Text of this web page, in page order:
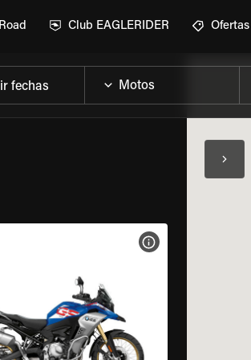
Club EAGLERIDER
fechas
DE LA MOTO VER